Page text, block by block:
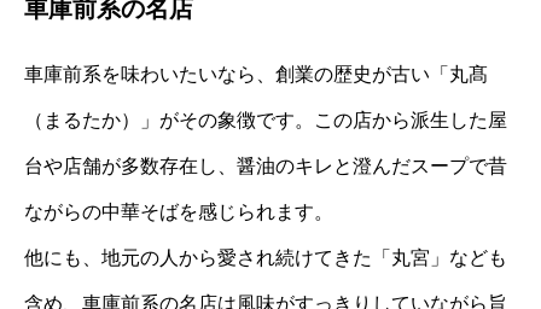
車庫前系の名店
車庫前系を味わいたいなら、創業の歴史が古い「丸髙
（まるたか）」がその象徴です。この店から派生した屋
台や店舗が多数存在し、醤油のキレと澄んだスープで昔
ながらの中華そばを感じられます。
他にも、地元の人から愛され続けてきた「丸宮」なども
含め、車庫前系の名店は風味がすっきりしていながら旨